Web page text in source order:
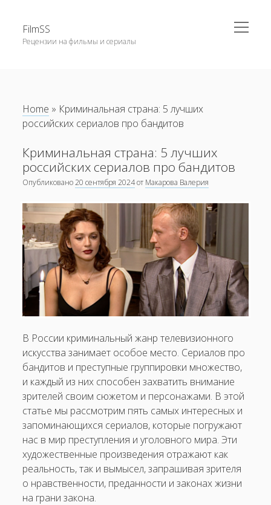
FilmSS
Рецензии на фильмы и сериалы
открыть
меню
Обзор фильмов на Каннском кинофестивале 2025
года
Как Питер Джексон изменил мировое восприятие кино
по мотивам фэнтези
Чем уникален подход к съемкам в «мокьюментари»?
Как меняется взгляд на насилие в кино
популярности?
Home » Криминальная страна: 5 лучших
российских сериалов про бандитов
Криминальная страна: 5 лучших
российских сериалов про бандитов
Опубликовано20 сентября 2024от Макарова Валерия
В России криминальный жанр телевизионного
искусства занимает особое место. Сериалов про
бандитов и преступные группировки множество,
и каждый из них способен захватить внимание
зрителей своим сюжетом и персонажами. В этой
статье мы рассмотрим пять самых интересных и
запоминающихся сериалов, которые погружают
нас в мир преступления и уголовного мира. Эти
художественные произведения отражают как
реальность, так и вымысел, запрашивая зрителя
о нравственности, преданности и законах жизни
на грани закона.